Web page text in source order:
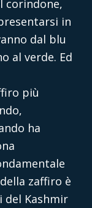
corindone,
in
dal blu
al verde. Ed
più
ha
zaffiro è
del Kashmir